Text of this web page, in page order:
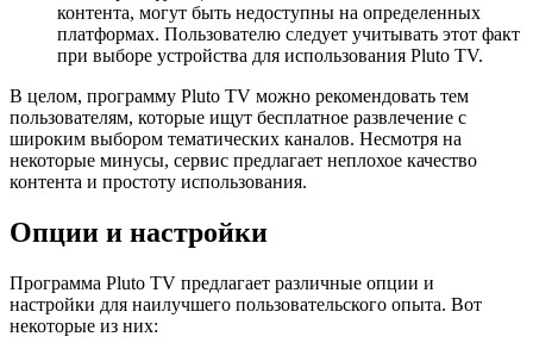
контента, могут быть недоступны на определенных
платформах. Пользователю следует учитывать этот факт
при выборе устройства для использования Pluto TV.
В целом, программу Pluto TV можно рекомендовать тем
пользователям, которые ищут бесплатное развлечение с
широким выбором тематических каналов. Несмотря на
некоторые минусы, сервис предлагает неплохое качество
контента и простоту использования.
Опции и настройки
Программа Pluto TV предлагает различные опции и
настройки для наилучшего пользовательского опыта. Вот
некоторые из них: